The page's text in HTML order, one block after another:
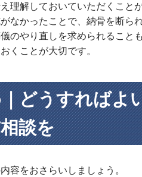
理解しておいていただくこと
なかったことで、納骨を断ら
のやり直しを求められること
くことが大切です。
どうすればよ
談を
容をおさらいしましょう。